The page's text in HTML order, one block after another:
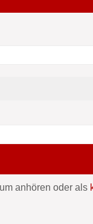
anhören oder als